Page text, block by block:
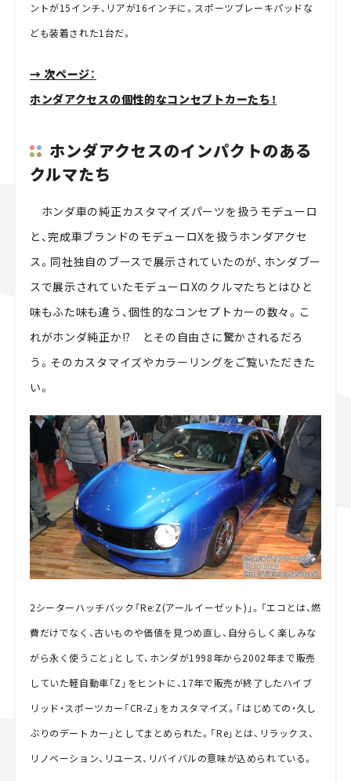
ントが15インチ、リアが16インチに。スポーツブレーキパッドな
ども装着された1台だ。
→ 次ページ：
ホンダアクセスの個性的なコンセプトカーたち！
ホンダアクセスのインパクトのある
クルマたち
ホンダ車の純正カスタマイズパーツを扱うモデューロ
と、完成車ブランドのモデューロXを扱うホンダアクセ
ス。同社独自のブースで展示されていたのが、ホンダブー
スで展示されていたモデューロXのクルマたちとはひと
味もふた味も違う、個性的なコンセプトカーの数々。こ
れがホンダ純正か!? とその自由さに驚かされるだろ
う。そのカスタマイズやカラーリングをご覧いただきた
い。
2シーターハッチバック「Re:Z(アールイーゼット)」。「エコとは、燃
費だけでなく、古いものや価値を見つめ直し、自分らしく楽しみな
がら永く使うこと」として、ホンダが1998年から2002年まで販売
していた軽自動車「Z」をヒントに、17年で販売が終了したハイブ
リッド・スポーツカー「CR-Z」をカスタマイズ。「はじめての・久し
ぶりのデートカー」としてまとめられた。「Re」とは、リラックス、
リノベーション、リユース、リバイバルの意味が込められている。